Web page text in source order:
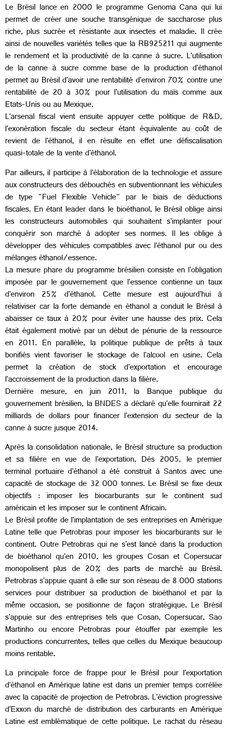
Le Brésil lance en 2000 le programme Genoma Cana qui lui
permet de créer une souche transgénique de saccharose plus
riche, plus sucrée et résistante aux insectes et maladie. Il crée
ainsi de nouvelles variétés telles que la RB925211 qui augmente
le rendement et la productivité de la canne à sucre. L'utilisation
de la canne à sucre comme base de la production d'éthanol
permet au Brésil d'avoir une rentabilité d'environ 70% contre une
rentabilité de 20 à 30% pour l'utilisation du maïs comme aux
Etats-Unis ou au Mexique.
L'arsenal fiscal vient ensuite appuyer cette politique de R&D,
l'exonération fiscale du secteur étant équivalente au coût de
revient de l'éthanol, il en résulte en effet une défiscalisation
quasi-totale de la vente d'éthanol.
Par ailleurs, il participe à l'élaboration de la technologie et assure
aux constructeurs des débouchés en subventionnant les véhicules
de type "Fuel Flexible Vehicle" par le biais de déductions
fiscales. En étant leader dans le bioéthanol, le Brésil oblige ainsi
les constructeurs automobiles qui souhaitent s'implanter pour
conquérir son marché à adopter ses normes. Il les oblige à
développer des véhicules compatibles avec l'éthanol pur ou des
mélanges éthanol/essence.
La mesure phare du programme brésilien consiste en l'obligation
imposée par le gouvernement que l'essence contienne un taux
d'environ 25% d'éthanol. Cette mesure est aujourd'hui à
relativiser car la forte demande en éthanol a conduit le Brésil à
abaisser ce taux à 20% pour éviter une hausse des prix. Cela
était également motivé par un début de pénurie de la ressource
en 2011. En parallèle, la politique publique de prêts à taux
bonifiés vient favoriser le stockage de l'alcool en usine. Cela
permet la création de stock d'exportation et encourage
l'accroissement de la production dans la filière.
Dernière mesure, en juin 2011, la Banque publique du
gouvernement brésilien, la BNDES a déclaré qu'elle fournirait 22
milliards de dollars pour financer l'extension du secteur de la
canne à sucre jusque 2014.
Après la consolidation nationale, le Brésil structure sa production
et sa filière en vue de l'exportation. Dès 2005, le premier
terminal portuaire d'éthanol a été construit à Santos avec une
capacité de stockage de 32 000 tonnes. Le Brésil se fixe deux
objectifs : imposer les biocarburants sur le continent sud
américain et les imposer sur le continent Africain.
Le Brésil profite de l'implantation de ses entreprises en Amérique
Latine telle que Petrobras pour imposer les biocarburants sur le
continent. Outre Petrobras qui ne s'est lancé dans la production
de bioéthanol qu'en 2010, les groupes Cosan et Copersucar
monopolisent plus de 20% des parts de marché au Brésil.
Petrobras s'appuie quant à elle sur son réseau de 8 000 stations
services pour distribuer sa production de bioéthanol et par la
même occasion, se positionne de façon stratégique. Le Brésil
s'appuie sur des entreprises tels que Cosan, Copersucar, Sao
Martinho ou encore Petrobras pour étouffer par exemple les
productions concurrentes, telles que celles du Mexique beaucoup
moins rentable.
La principale force de frappe pour le Brésil pour l'exportation
d'éthanol en Amérique latine est dans un premier temps corrélée
avec la capacité de projection de Petrobras. L'éviction progressive
d'Exxon du marché de distribution des carburants en Amérique
Latine est emblématique de cette politique. Le rachat du réseau